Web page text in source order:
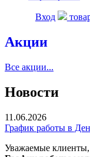
Вход
Акции
Все акции...
Новости
11.06.2026
График работы в
Уважаемые